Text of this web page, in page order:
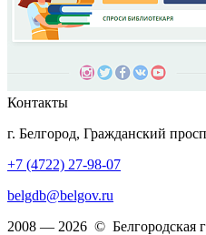
Контакты
г. Белгород, Гражданский
+7 (4722) 27-98-07
belgdb@belgov.ru
2008 — 2026 © Белгородская